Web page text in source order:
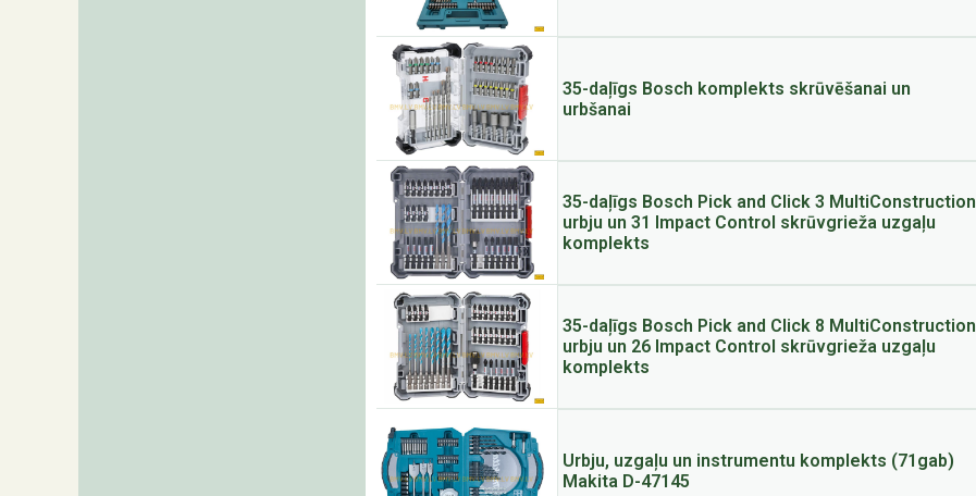
35-daļīgs Bosch komplekts skrūvēšanai un
urbšanai
35-daļīgs Bosch Pick and Click 3 MultiConstruction
urbju un 31 Impact Control skrūvgrieža uzgaļu
komplekts
35-daļīgs Bosch Pick and Click 8 MultiConstruction
urbju un 26 Impact Control skrūvgrieža uzgaļu
komplekts
Urbju, uzgaļu un instrumentu komplekts (71gab)
Makita D-47145